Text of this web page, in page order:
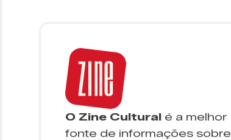
O Zine Cultural é a melhor
fonte de informações sobre